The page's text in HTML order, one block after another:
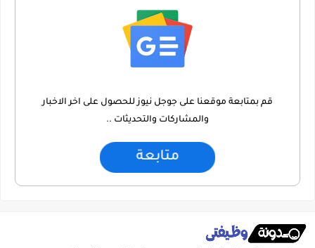
قم بمتابعة موقعنا على جوجل نيوز للحصول على اخر الاخبار
والمشاركات والتحديثات ..
متابعة